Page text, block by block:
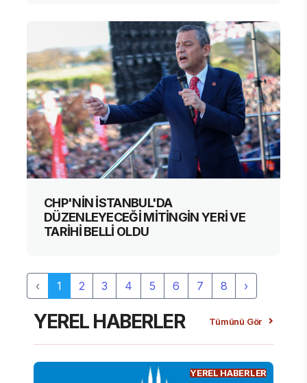
CHP'NİN İSTANBUL'DA
DÜZENLEYECEĞİ MİTİNGİN YERİ VE
TARİHİ BELLİ OLDU
‹ 1 2 3 4 5 6 7 8 ›
YEREL HABERLER Tümünü Gör
YEREL HABERLER